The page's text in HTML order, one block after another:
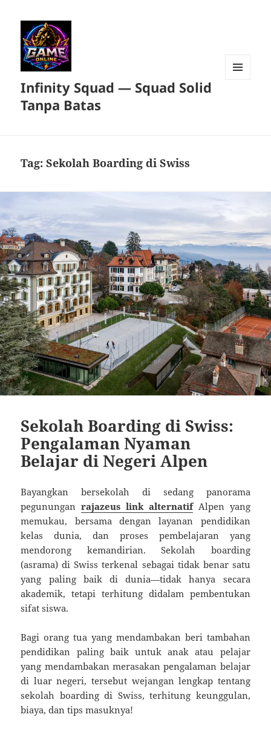
Infinity Squad — Squad Solid
Tanpa Batas
Tag:Sekolah Boarding di Swiss
Sekolah Boarding di Swiss:
Pengalaman Nyaman
Belajar di Negeri Alpen
Bayangkan bersekolah di sedang panorama
pegununganrajazeus link alternatif Alpen yang
memukau, bersama dengan layanan pendidikan
kelas dunia, dan proses pembelajaran yang
mendorong kemandirian. Sekolah boarding
(asrama) di Swiss terkenal sebagai tidak benar satu
yang paling baik di dunia—tidak hanya secara
akademik, tetapi terhitung didalam pembentukan
sifat siswa.
Bagi orang tua yang mendambakan beri tambahan
pendidikan paling baik untuk anak atau pelajar
yang mendambakan merasakan pengalaman belajar
di luar negeri, tersebut wejangan lengkap tentang
sekolah boarding di Swiss, terhitung keunggulan,
biaya, dan tips masuknya!